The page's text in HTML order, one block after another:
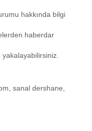
hakkında bilgi
haberdar
yakalayabilirsiniz.
sanal dershane,